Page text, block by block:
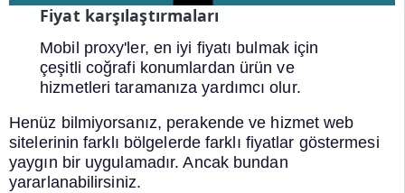
Fiyat karşılaştırmaları
Mobil proxy'ler, en iyi fiyatı bulmak için
çeşitli coğrafi konumlardan ürün ve
hizmetleri taramanıza yardımcı olur.
Henüz bilmiyorsanız, perakende ve hizmet web
sitelerinin farklı bölgelerde farklı fiyatlar göstermesi
yaygın bir uygulamadır. Ancak bundan
yararlanabilirsiniz.